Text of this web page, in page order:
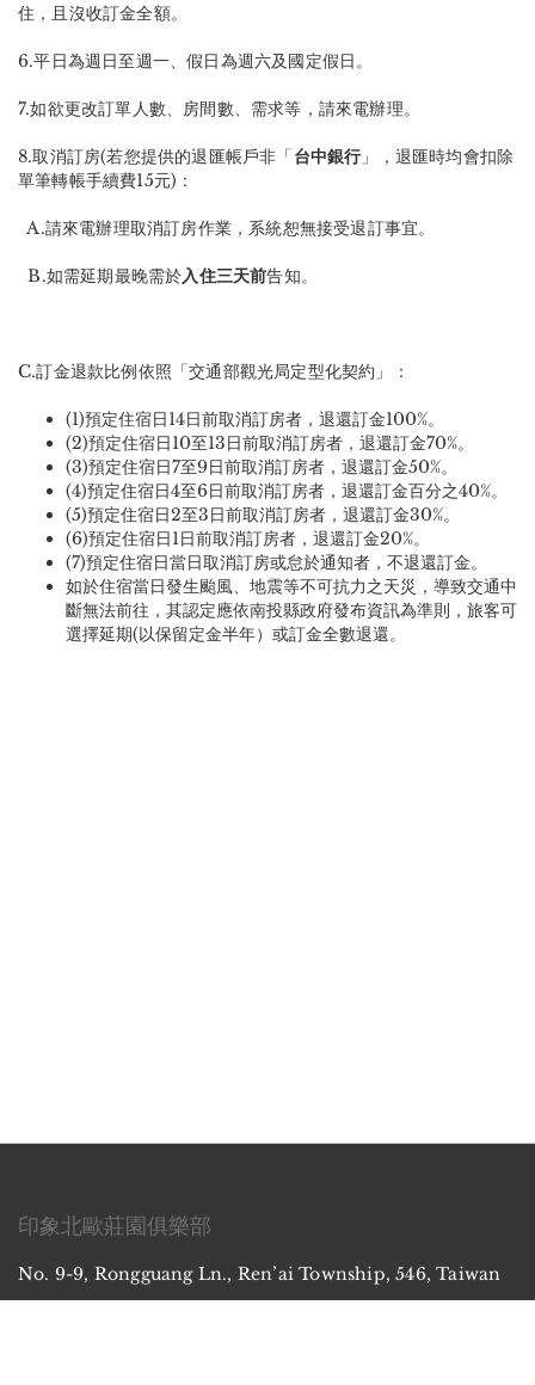
住，且沒收訂金全額。
6.平日為週日至週一、假日為週六及國定假日。
7.如欲更改訂單人數、房間數、需求等，請來電辦理。
8.取消訂房(若您提供的退匯帳戶非「台中銀行」，退匯時均會扣除
單筆轉帳手續費15元)：
A.請來電辦理取消訂房作業，系統恕無接受退訂事宜。
B.如需延期最晚需於入住三天前告知。
C.訂金退款比例依照「交通部觀光局定型化契約」：
(1)預定住宿日14日前取消訂房者，退還訂金100%。
(2)預定住宿日10至13日前取消訂房者，退還訂金70%。
(3)預定住宿日7至9日前取消訂房者，退還訂金50%。
(4)預定住宿日4至6日前取消訂房者，退還訂金百分之40%。
(5)預定住宿日2至3日前取消訂房者，退還訂金30%。
(6)預定住宿日1日前取消訂房者，退還訂金20%。
(7)預定住宿日當日取消訂房或怠於通知者，不退還訂金。
如於住宿當日發生颱風、地震等不可抗力之天災，導致交通中
斷無法前往，其認定應依南投縣政府發布資訊為準則，旅客可
選擇延期(以保留定金半年）或訂金全數退還。
印象北歐莊園俱樂部
No. 9-9, Rongguang Ln., Ren’ai Township, 546, Taiwan